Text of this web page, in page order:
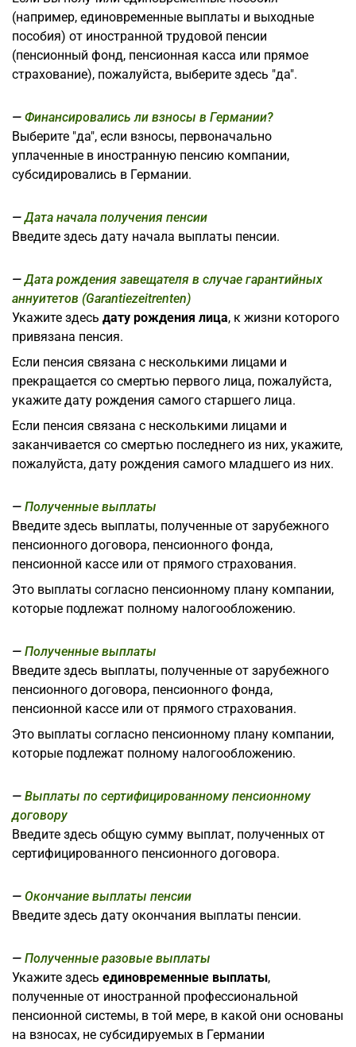
(например, единовременные выплаты и выходные
пособия) от иностранной трудовой пенсии
(пенсионный фонд, пенсионная касса или прямое
страхование), пожалуйста, выберите здесь "да".
Финансировались ли взносы в Германии?
Выберите "да", если взносы, первоначально
уплаченные в иностранную пенсию компании,
субсидировались в Германии.
Дата начала получения пенсии
Введите здесь дату начала выплаты пенсии.
Дата рождения завещателя в случае гарантийных
аннуитетов (Garantiezeitrenten)
Укажите здесь дату рождения лица, к жизни которого
привязана пенсия.
Если пенсия связана с несколькими лицами и
прекращается со смертью первого лица, пожалуйста,
укажите дату рождения самого старшего лица.
Если пенсия связана с несколькими лицами и
заканчивается со смертью последнего из них, укажите,
пожалуйста, дату рождения самого младшего из них.
Полученные выплаты
Введите здесь выплаты, полученные от зарубежного
пенсионного договора, пенсионного фонда,
пенсионной кассе или от прямого страхования.
Это выплаты согласно пенсионному плану компании,
которые подлежат полному налогообложению.
Полученные выплаты
Введите здесь выплаты, полученные от зарубежного
пенсионного договора, пенсионного фонда,
пенсионной кассе или от прямого страхования.
Это выплаты согласно пенсионному плану компании,
которые подлежат полному налогообложению.
Выплаты по сертифицированному пенсионному
договору
Введите здесь общую сумму выплат, полученных от
сертифицированного пенсионного договора.
Окончание выплаты пенсии
Введите здесь дату окончания выплаты пенсии.
Полученные разовые выплаты
Укажите здесь единовременные выплаты,
полученные от иностранной профессиональной
пенсионной системы, в той мере, в какой они основаны
на взносах, не субсидируемых в Германии